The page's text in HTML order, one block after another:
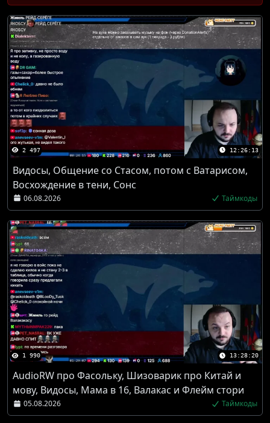
2 497 12:26:13
Видосы, Общение со Стасом, потом с Ватарисом,
Восхождение в тени, Сонс
06.08.2026 Таймкоды
1 990 13:28:20
AudioRW про Фасольку, Шизоварик про Китай и
мову, Видосы, Мама в 16, Валакас и Флейм стори
05.08.2026 Таймкоды